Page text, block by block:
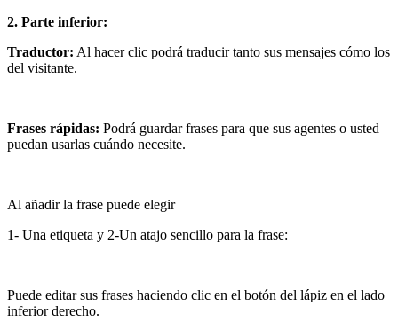
2. Parte inferior:
Traductor: Al hacer clic podrá traducir tanto sus mensajes cómo los
del visitante.
Frases rápidas: Podrá guardar frases para que sus agentes o usted
puedan usarlas cuándo necesite.
Al añadir la frase puede elegir
1- Una etiqueta y 2-Un atajo sencillo para la frase:
Puede editar sus frases haciendo clic en el botón del lápiz en el lado
inferior derecho.